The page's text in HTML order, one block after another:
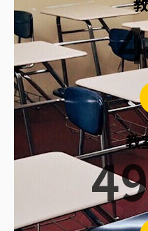
4
教